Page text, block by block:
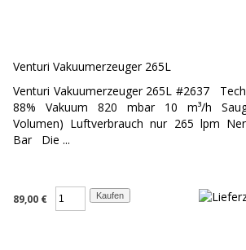
Venturi Vakuumerzeuger 265L
Venturi Vakuumerzeuger 265L #2637
88% Vakuum 820 mbar 10 m³/h
Volumen) Luftverbrauch nur 265 lpm
Bar Die ...
89,00 €